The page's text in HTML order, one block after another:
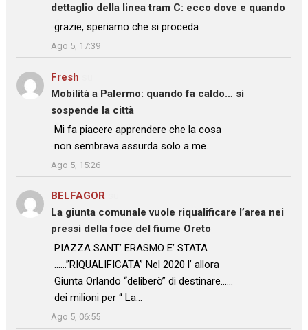
dettaglio della linea tram C: ecco dove e quando
: “
grazie, speriamo che si proceda
”
Ago 5, 17:39
Fresh
Mobilità a Palermo: quando fa caldo… si
sospende la città
: “
Mi fa piacere apprendere che la cosa
non sembrava assurda solo a me.
”
Ago 5, 15:26
BELFAGOR
La giunta comunale vuole riqualificare l’area nei
pressi della foce del fiume Oreto
: “PIAZZA SANT’ ERASMO E’ STATA
……”RIQUALIFICATA” Nel 2020 l’ allora
Giunta Orlando “deliberò” di destinare……
dei milioni per “ La…
”
Ago 5, 06:55